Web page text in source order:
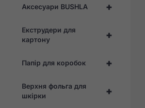
+
Аксесуари BUSHLA
+
Екструдери для
картону
+
Папір для коробок
+
Верхня фольга для
шкірки